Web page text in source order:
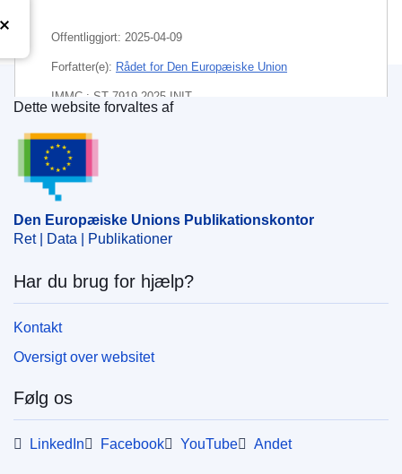
Offentliggjort: 2025-04-09
Forfatter(e): Rådet for Den Europæiske Union
IMMC : ST 7919 2025 INIT
Den Europæiske Unions Publikationskontor
Dette website forvaltes af
Den Europæiske Unions Publikationskontor
Ret | Data | Publikationer
Har du brug for hjælp?
Kontakt
Oversigt over websitet
Følg os
LinkedIn Facebook YouTube Andet